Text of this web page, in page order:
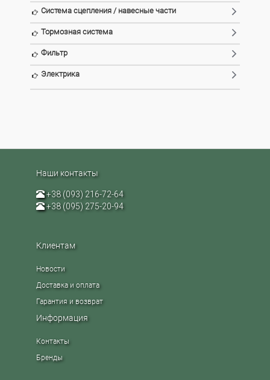
Система сцепления / навесные части
Тормозная система
Фильтр
Электрика
Наши контакты
+38 (093) 216-72-64
+38 (095) 275-20-94
Клиентам
Новости
Доставка и оплата
Гарантия и возврат
Информация
Контакты
Бренды